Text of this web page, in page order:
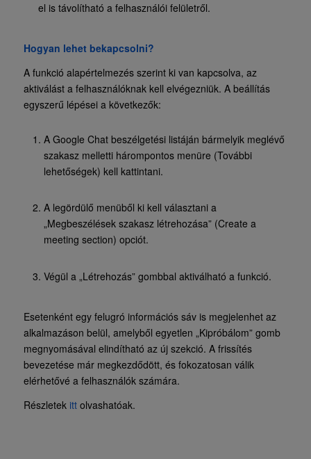
el is távolítható a felhasználói felületről.
Hogyan lehet bekapcsolni?
A funkció alapértelmezés szerint ki van kapcsolva, az
aktiválást a felhasználóknak kell elvégezniük. A beállítás
egyszerű lépései a következők:
A Google Chat beszélgetési listáján bármelyik meglévő
szakasz melletti hárompontos menüre (További
lehetőségek) kell kattintani.
A legördülő menüből ki kell választani a
„Megbeszélések szakasz létrehozása” (Create a
meeting section) opciót.
Végül a „Létrehozás” gombbal aktiválható a funkció.
Esetenként egy felugró információs sáv is megjelenhet az
alkalmazáson belül, amelyből egyetlen „Kipróbálom” gomb
megnyomásával elindítható az új szekció. A frissítés
bevezetése már megkezdődött, és fokozatosan válik
elérhetővé a felhasználók számára.
Részletek ittolvashatóak.